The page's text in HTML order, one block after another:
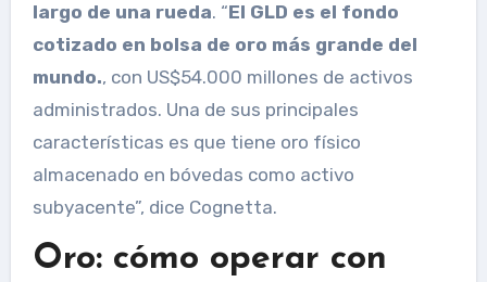
largo de una rueda. “El GLD es el fondo
cotizado en bolsa de oro más grande del
mundo., con US$54.000 millones de activos
administrados. Una de sus principales
características es que tiene oro físico
almacenado en bóvedas como activo
subyacente”, dice Cognetta.
Oro: cómo operar con